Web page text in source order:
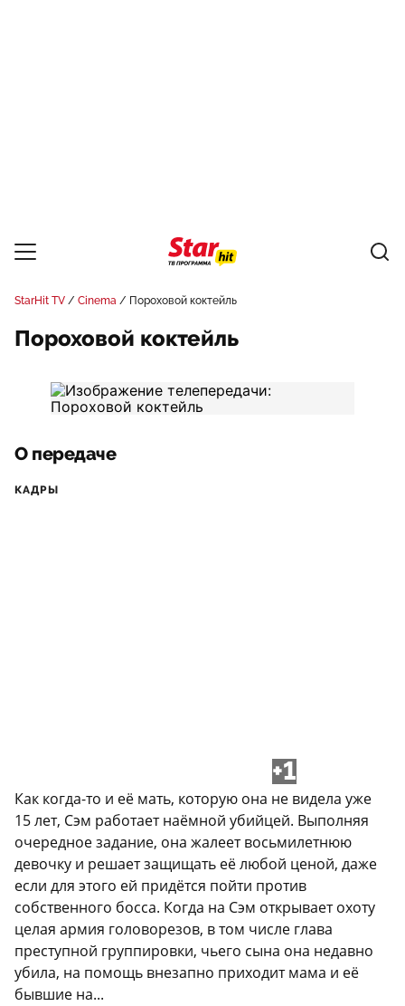
StarHit TV Cinema Пороховой коктейль
Пороховой коктейль
О передаче
КАДРЫ
+1
Как когда-то и её мать, которую она не видела уже
15 лет, Сэм работает наёмной убийцей. Выполняя
очередное задание, она жалеет восьмилетнюю
девочку и решает защищать её любой ценой, даже
если для этого ей придётся пойти против
собственного босса. Когда на Сэм открывает охоту
целая армия головорезов, в том числе глава
преступной группировки, чьего сына она недавно
убила, на помощь внезапно приходит мама и её
бывшие на...